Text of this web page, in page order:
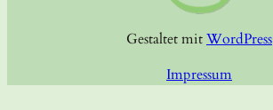
Gestaltet mitWordPress
Impressum